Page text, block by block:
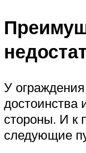
У
достоинства
стороны. И к
следующие